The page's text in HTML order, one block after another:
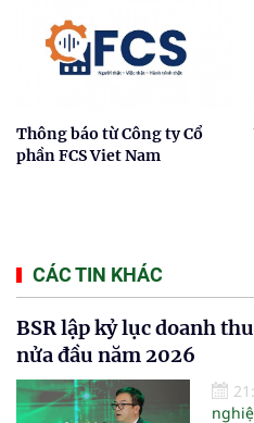
Thông báo từ Công ty Cổ
phần FCS Viet Nam
CÁC TIN KHÁC
BSR lập kỷ lục doanh
nửa đầu năm 2026